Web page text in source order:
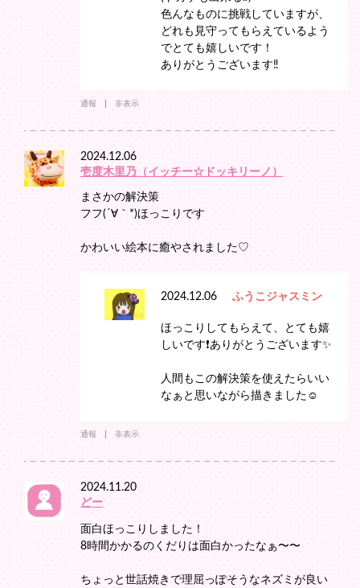
色んなものに挑戦していますが、
どれも見守ってもらえているよう
でとても嬉しいです！
ありがとうございます‼️
通報 非表示
2024.12.06
壱度木里乃（イッチー☆ドッキリーノ）
まさかの解決策
フフ(´∀｀*)ほっこりです
かわいい絵本に癒やされました♡
2024.12.06 ふうこジャスミン
ほっこりしてもらえて、とても嬉
しいです❗️ありがとうございます✨
人間もこの解決策を使えたらいい
なぁと思いながら描きました☺️
通報 非表示
2024.11.20
どー
面白ほっこりしました！
8時間かかるのくだりは面白かったなぁ〜〜
ちょっと世話焼きで理屈っぽそうなネズミが良い